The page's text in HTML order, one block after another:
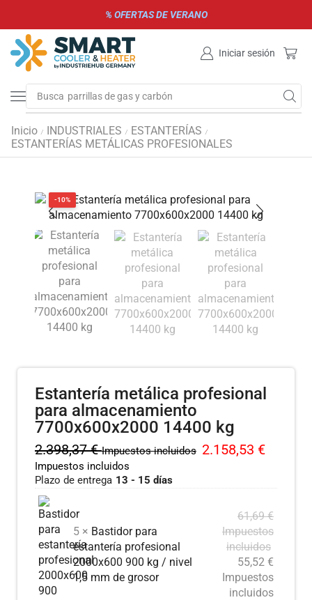
% OFERTAS DE VERANO
Iniciar sesión
Busca parrillas de gas y carbón
Inicio / INDUSTRIALES / ESTANTERÍAS /
ESTANTERÍAS METÁLICAS PROFESIONALES
-10%
Estantería metálica profesional
para almacenamiento
7700x600x2000 14400 kg
2.398,37€ Impuestos incluidos 2.158,53 €
Impuestos incluidos
Plazo de entrega 13 - 15 días
5 × Bastidor para
estantería profesional
2000x600 900 kg / nivel
1,5 mm de grosor
61,69€
Impuestos
incluidos
55,52 €
Impuestos
incluidos